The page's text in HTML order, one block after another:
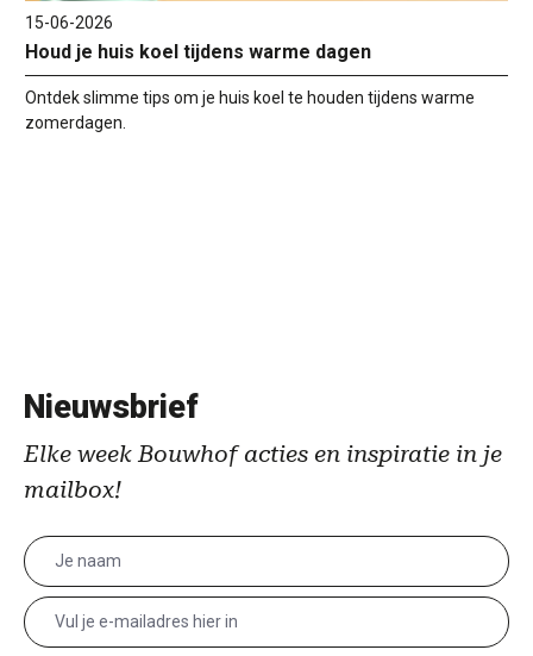
15-06-2026
Houd je huis koel tijdens warme dagen
Ontdek slimme tips om je huis koel te houden tijdens warme
zomerdagen.
Nieuwsbrief
Elke week Bouwhof acties en inspiratie in je
mailbox!